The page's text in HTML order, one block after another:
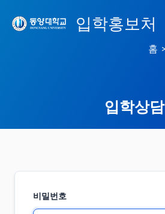
입학홍보처
홈
입학상담
비밀번호